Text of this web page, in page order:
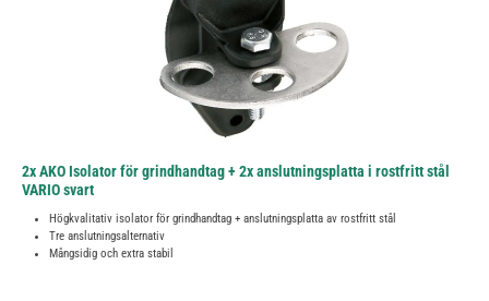
2x AKO Isolator för grindhandtag + 2x anslutningsplatta i rostfritt stål
VARIO svart
Högkvalitativ isolator för grindhandtag + anslutningsplatta av rostfritt stål
Tre anslutningsalternativ
Mångsidig och extra stabil